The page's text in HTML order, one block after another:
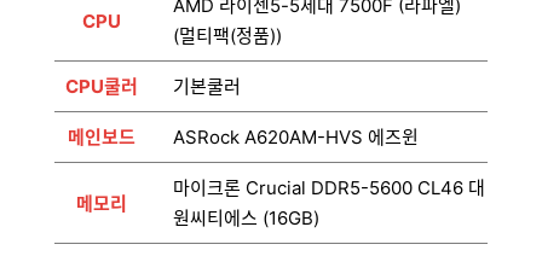
CPU
AMD 라이젠5-5세대 7500F (라파엘)
(멀티팩(정품))
CPU쿨러 기본쿨러
메인보드 ASRock A620AM-HVS 에즈윈
메모리
마이크론 Crucial DDR5-5600 CL46 대
원씨티에스 (16GB)